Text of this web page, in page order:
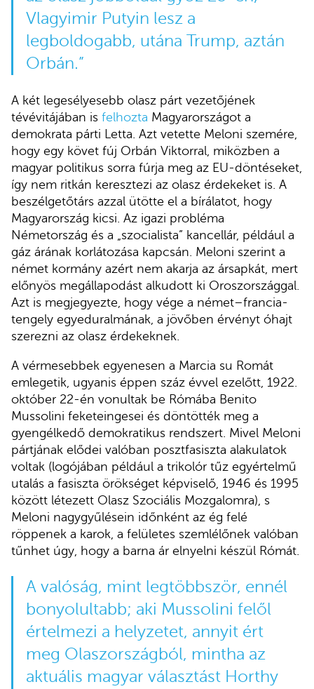
Vlagyimir Putyin lesz a
legboldogabb, utána Trump, aztán
Orbán.”
A két legesélyesebb olasz párt vezetőjének
tévévitájában is felhozta Magyarországot a
demokrata párti Letta. Azt vetette Meloni szemére,
hogy egy követ fúj Orbán Viktorral, miközben a
magyar politikus sorra fúrja meg az EU-döntéseket,
így nem ritkán keresztezi az olasz érdekeket is. A
beszélgetőtárs azzal ütötte el a bírálatot, hogy
Magyarország kicsi. Az igazi probléma
Németország és a „szocialista” kancellár, például a
gáz árának korlátozása kapcsán. Meloni szerint a
német kormány azért nem akarja az ársapkát, mert
előnyös megállapodást alkudott ki Oroszországgal.
Azt is megjegyezte, hogy vége a német–francia-
tengely egyeduralmának, a jövőben érvényt óhajt
szerezni az olasz érdekeknek.
A vérmesebbek egyenesen a Marcia su Romát
emlegetik, ugyanis éppen száz évvel ezelőtt, 1922.
október 22-én vonultak be Rómába Benito
Mussolini feketeingesei és döntötték meg a
gyengélkedő demokratikus rendszert. Mivel Meloni
pártjának elődei valóban posztfasiszta alakulatok
voltak (logójában például a trikolór tűz egyértelmű
utalás a fasiszta örökséget képviselő, 1946 és 1995
között létezett Olasz Szociális Mozgalomra), s
Meloni nagygyűlésein időnként az ég felé
röppenek a karok, a felületes szemlélőnek valóban
tűnhet úgy, hogy a barna ár elnyelni készül Rómát.
A valóság, mint legtöbbször, ennél
bonyolultabb; aki Mussolini felől
értelmezi a helyzetet, annyit ért
meg Olaszországból, mintha az
aktuális magyar választást Horthy